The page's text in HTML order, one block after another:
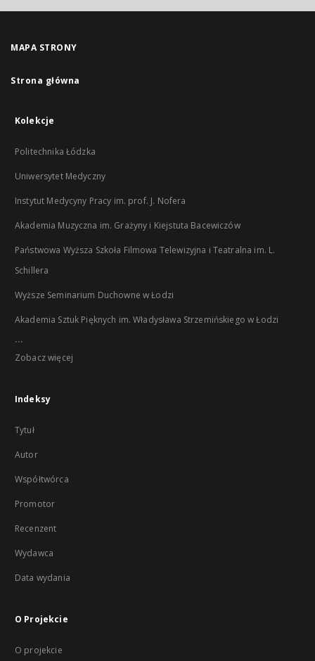
MAPA STRONY
Strona główna
Kolekcje
Politechnika Łódzka
Uniwersytet Medyczny
Instytut Medycyny Pracy im. prof. J. Nofera
Akademia Muzyczna im. Grażyny i Kiejstuta Bacewiczów
Państwowa Wyższa Szkoła Filmowa Telewizyjna i Teatralna im. L.
Schillera
Wyższe Seminarium Duchowne w Łodzi
Akademia Sztuk Pięknych im. Władysława Strzemińskiego w Łodzi
...
Zobacz więcej
Indeksy
Tytuł
Autor
Współtwórca
Promotor
Recenzent
Wydawca
Data wydania
O Projekcie
O projekcie